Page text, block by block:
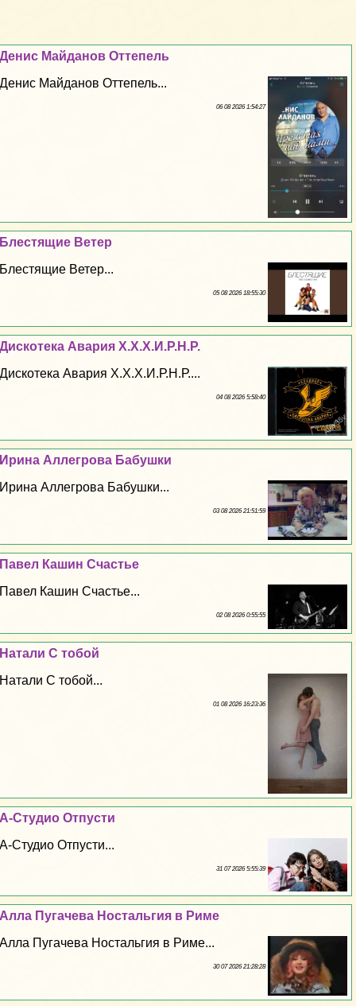
Денис Майданов Оттепель
Денис Майданов Оттепель...
06 08 2026 1:54:27
Блестящие Ветер
Блестящие Ветер...
05 08 2026 18:55:30
Дискотека Авария Х.Х.Х.И.Р.Н.Р.
Дискотека Авария Х.Х.Х.И.Р.Н.Р....
04 08 2026 5:58:40
Ирина Аллегрова Бабушки
Ирина Аллегрова Бабушки...
03 08 2026 21:51:59
Павел Кашин Счастье
Павел Кашин Счастье...
02 08 2026 0:55:55
Натали С тобой
Натали С тобой...
01 08 2026 16:23:36
А-Студио Отпусти
А-Студио Отпусти...
31 07 2026 5:55:39
Алла Пугачева Ностальгия в Риме
Алла Пугачева Ностальгия в Риме...
30 07 2026 21:28:28